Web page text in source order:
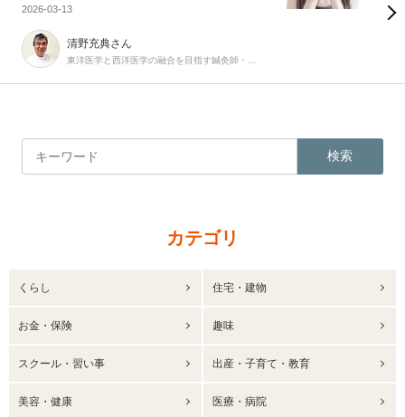
2026-03-13
清野充典さん
検索
カテゴリ
くらし 住宅・建物
お金・保険 趣味
スクール・習い事 出産・子育て・教育
美容・健康 医療・病院